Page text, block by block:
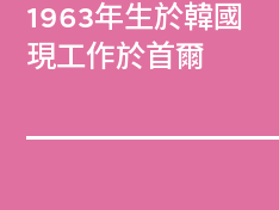
1963年生於韓國
現工作於首爾